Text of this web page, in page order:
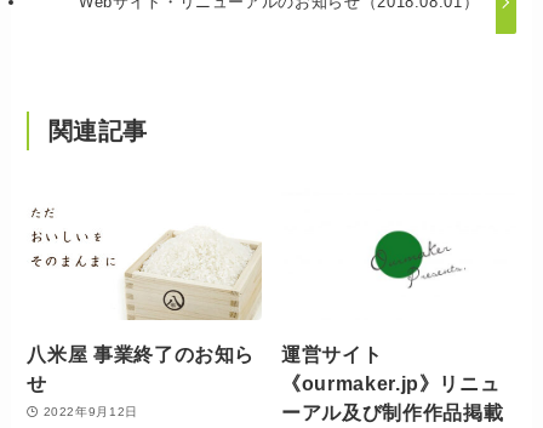
関連記事
八米屋 事業終了のお知ら
せ
2022年9月12日
運営サイト
《ourmaker.jp》リニュ
ーアル及び制作作品掲載